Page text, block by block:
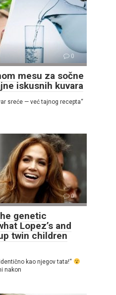
0
mesu za sočne
iskusnih kuvara
sreće — već tajnog recepta“
0
genetic
Lopez’s and
twin children
kao njegov tata!“
nakon